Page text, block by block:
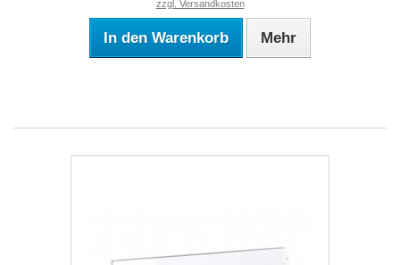
zzgl. Versandkosten
In den Warenkorb Mehr